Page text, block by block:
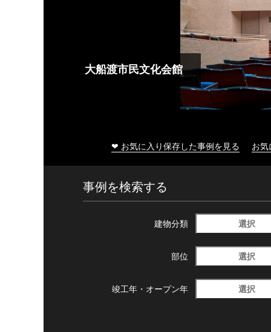
大船渡市民文化会館
❤ お気に入り保存した事例を見る お
事例を検索する
建物分類 選択
部位 選択
竣工年・ オープン年 選択